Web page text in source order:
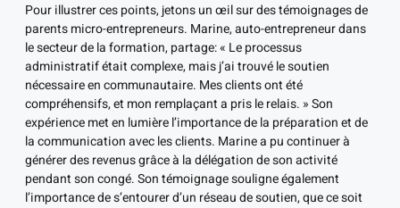
Pour illustrer ces points, jetons un œil sur des témoignages de
parents micro-entrepreneurs. Marine, auto-entrepreneur dans
le secteur de la formation, partage: « Le processus
administratif était complexe, mais j’ai trouvé le soutien
nécessaire en communautaire. Mes clients ont été
compréhensifs, et mon remplaçant a pris le relais. » Son
expérience met en lumière l’importance de la préparation et de
la communication avec les clients. Marine a pu continuer à
générer des revenus grâce à la délégation de son activité
pendant son congé. Son témoignage souligne également
l’importance de s’entourer d’un réseau de soutien, que ce soit